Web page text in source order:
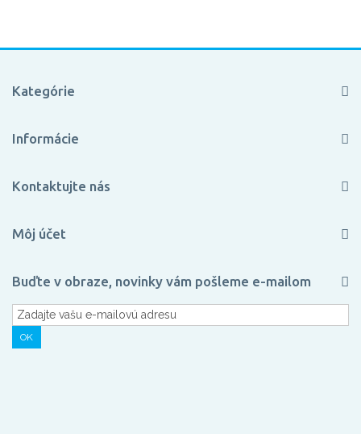
Kategórie
Informácie
Kontaktujte nás
Môj účet
Buďte v obraze, novinky vám pošleme e-mailom
OK